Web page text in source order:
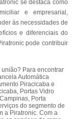
se destaca como
e empresarial,
às necessidades de
e diferenciais do
pode contribuir
Para encontrar
Automática
Piracicaba e
Portas Vidro
Porta
do segmento de
a Piratronic. Com a